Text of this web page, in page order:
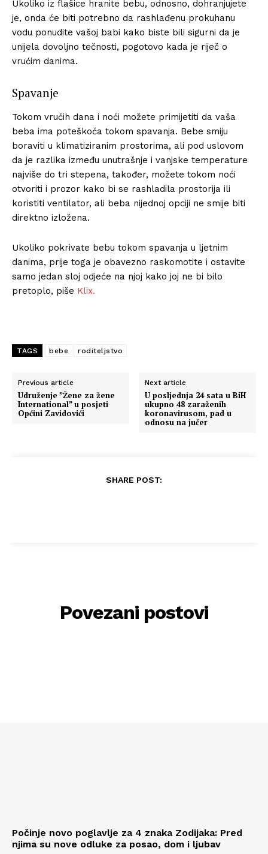
Ukoliko iz flašice hranite bebu, odnosno, dohranjujete
je, onda će biti potrebno da rashlađenu prokuhanu
vodu ponudite vašoj babi kako biste bili sigurni da je
unijela dovoljno tečnosti, pogotovo kada je riječ o
vrućim danima.
Spavanje
Tokom vrućih dana i noći možete primijetiti da vaša
beba ima poteškoća tokom spavanja. Bebe smiju
boraviti u klimatiziranim prostorima, ali pod uslovom
da je razlika između unutrašnje i vanjske temperature
najviše do tri stepena, također, možete tokom noći
otvoriti i prozor kako bi se rashladila prostorija ili
koristiti ventilator, ali beba nijednoj opciji ne smije biti
direktno izložena.
Ukoliko pokrivate bebu tokom spavanja u ljetnim
danima, prije toga je obavezno raskomotite i ostavite
samo jedan sloj odjeće na njoj kako joj ne bi bilo
pretoplo, piše Klix.
TAGS bebe roditeljstvo
Previous article
Udruženje ”Žene za žene
International” u posjeti
Općini Zavidovići
Next article
U posljednja 24 sata u BiH
ukupno 48 zaraženih
koronavirusom, pad u
odnosu na jučer
SHARE POST:
Povezani postovi
Počinje novo poglavlje za 4 znaka Zodijaka: Pred
njima su nove odluke za posao, dom i ljubav